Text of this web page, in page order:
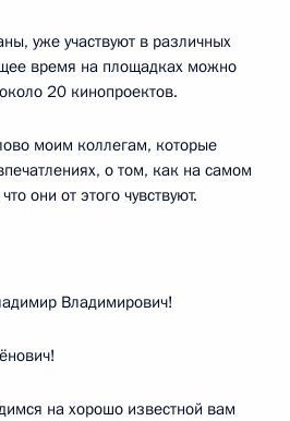
уже участвуют в различных
время на площадках можно
20 кинопроектов.
моим коллегам, которые
о том, как на самом
они от этого чувствуют.
Владимирович!
на хорошо известной вам